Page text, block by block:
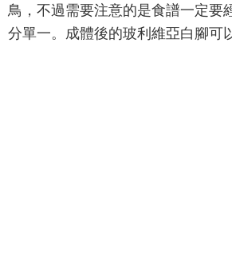
鳥，不過需要注意的是食譜一定要
分單一。成體後的玻利維亞白腳可